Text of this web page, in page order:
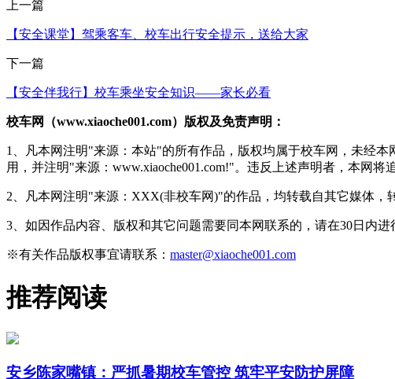
上一篇
【安全课堂】驾乘客车、校车出行安全提示，送给大家
下一篇
【安全伴我行】校车乘坐安全知识——家长必看
校车网（www.xiaoche001.com）版权及免责声明：
1、凡本网注明"来源：本站"的所有作品，版权均属于校车网，未经
用，并注明"来源：www.xiaoche001.com!"。违反上述声明者，本网将
2、凡本网注明"来源：XXX(非校车网)"的作品，均转载自其它媒体，
3、如因作品内容、版权和其它问题需要同本网联系的，请在30日内进
※有关作品版权事宜请联系： master@xiaoche001.com
推荐阅读
安乡陈家嘴镇：严抓暑期校车管控 筑牢平安防护屏障